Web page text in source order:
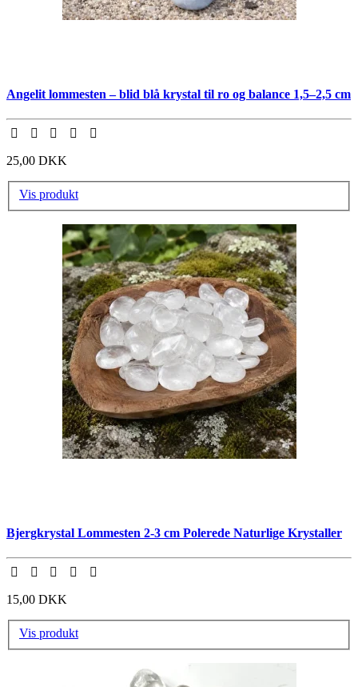
Angelit lommesten – blid blå krystal til ro og balance 1,5–2,5 cm
25,00 DKK
Vis produkt
Bjergkrystal Lommesten 2-3 cm Polerede Naturlige Krystaller
15,00 DKK
Vis produkt